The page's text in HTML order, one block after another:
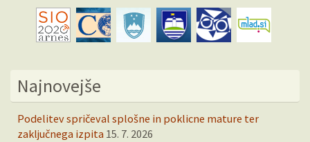
Najnovejše
Podelitev spričeval splošne in poklicne mature ter
zaključnega izpita 15. 7. 2026